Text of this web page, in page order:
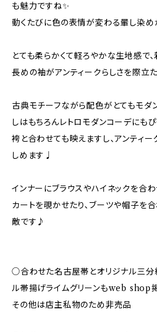
も魅力ですね✨
動くたびに色の表情が変わる暈し染
とても柔らかくて軽ろやかな生地感で
長めの袖がアンティークらしさを際立
古典モチーフながら配色がとてもモダ
しはもちろんレトロモダンコーデにもぴ
袴と合わせても映えますし、アンティ
しめます♩
インナーにブラウスやハイネックを合
カートを覗かせたり、ブーツや帽子を
敵です♪
○合わせた名古屋帯とオリジナル三分
ル帯揚げライムグリーンもweb shop
その他は店主私物のため非売品